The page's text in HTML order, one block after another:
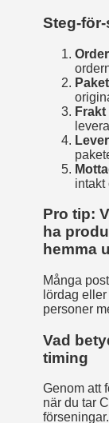
Steg-
intakt
Pro tip:
ha
hemma
Många
lördag
personer
Vad
timing
Genom att
när du tar